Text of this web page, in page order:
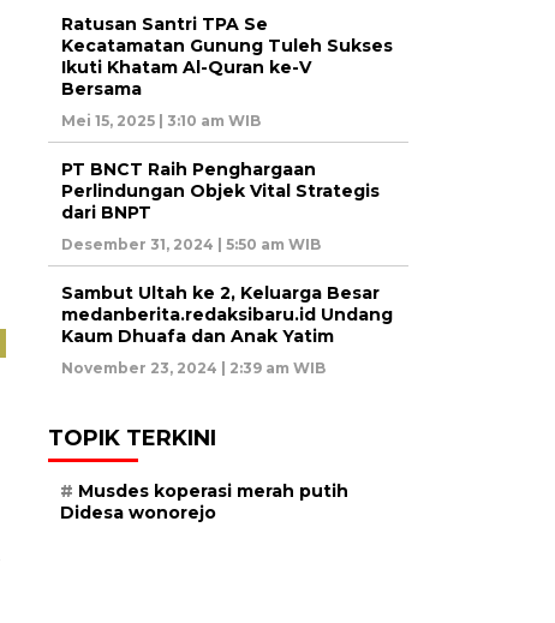
Ratusan Santri TPA Se
Kecatamatan Gunung Tuleh Sukses
Ikuti Khatam Al-Quran ke-V
Bersama
Mei 15, 2025 | 3:10 am WIB
PT BNCT Raih Penghargaan
Perlindungan Objek Vital Strategis
dari BNPT
Desember 31, 2024 | 5:50 am WIB
Sambut Ultah ke 2, Keluarga Besar
medanberita.redaksibaru.id Undang
Kaum Dhuafa dan Anak Yatim
November 23, 2024 | 2:39 am WIB
TOPIK TERKINI
Musdes koperasi merah putih
Didesa wonorejo